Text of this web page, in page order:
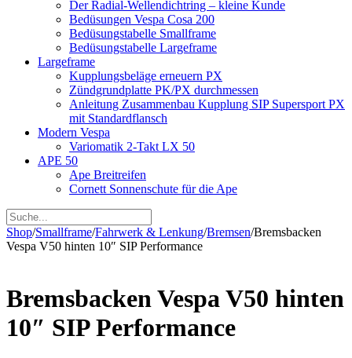
Der Radial-Wellendichtring – kleine Kunde
Bedüsungen Vespa Cosa 200
Bedüsungstabelle Smallframe
Bedüsungstabelle Largeframe
Largeframe
Kupplungsbeläge erneuern PX
Zündgrundplatte PK/PX durchmessen
Anleitung Zusammenbau Kupplung SIP Supersport PX
mit Standardflansch
Modern Vespa
Variomatik 2-Takt LX 50
APE 50
Ape Breitreifen
Cornett Sonnenschute für die Ape
Shop/Smallframe/Fahrwerk & Lenkung/Bremsen/Bremsbacken
Vespa V50 hinten 10″ SIP Performance
Bremsbacken Vespa V50 hinten
10″ SIP Performance